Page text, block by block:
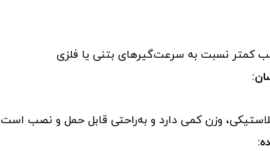
کمتر نسبت به سرعت‌گیرهای بتنی یا فلزی
وزنکمی دارد و به‌راحتی قابل حمل و نصب است